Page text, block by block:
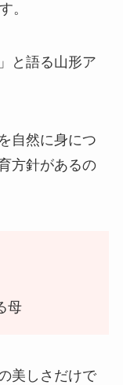
。
と語る山形ア
自然に身につ
方針があるの
母
美しさだけで